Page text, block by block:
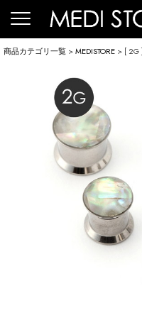
商品カテゴリ一覧 >MEDISTORE > [ 2G